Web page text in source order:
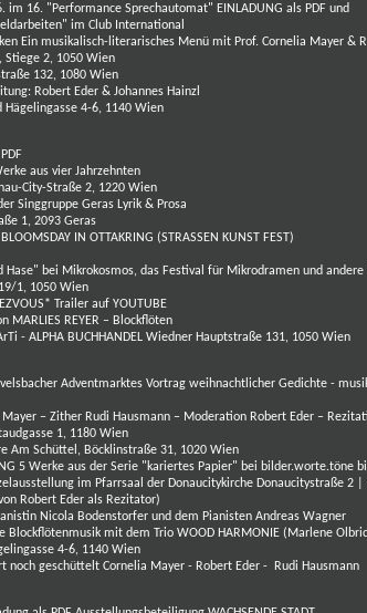
im 16. "Performance Sprechautomat" EINLADUNG als PDF und
im Club International
Ein musikalisch-literarisches Menü mit Prof. Cornelia Mayer &
Stiege 2, 1050 Wien
132, 1080 Wien
Robert Eder & Johannes Hainzl
Hägelingasse 4-6, 1140 Wien
aus vier Jahrzehnten
City-Straße 2, 1220 Wien
Singgruppe Geras Lyrik & Prosa
1, 2093 Geras
IN OTTAKRING (STRASSEN KUNST FEST)
bei Mikrokosmos, das Festival für Mikrodramen und andere
1, 1050 Wien
Trailer auf YOUTUBE
MARLIES REYER – Blockflöten
- ALPHA BUCHHANDEL Wiedner Hauptstraße 131, 1050 Wien
Adventmarktes Vortrag weihnachtlicher Gedichte -
Mayer – Zither Rudi Hausmann – Moderation Robert Eder –
1, 1180 Wien
Am Schüttel, Böcklinstraße 31, 1020 Wien
5 Werke aus der Serie "kariertes Papier" bei bilder.worte.töne
im Pfarrsaal der Donaucitykirche Donaucitystraße 2 |
Robert Eder als Rezitator)
Nicola Bodenstorfer und dem Pianisten Andreas Wagner
Blockflötenmusik mit dem Trio WOOD HARMONIE (Marlene
4-6, 1140 Wien
noch geschüttelt Cornelia Mayer - Robert Eder - Rudi Hausmann